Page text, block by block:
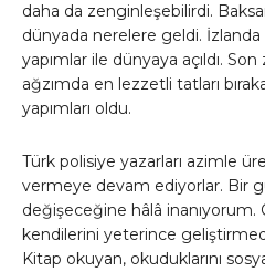
daha da zenginleşebilirdi.
dünyada nerelere geldi.
yapımlar ile dünyaya açıldı.
ağzımda en lezzetli tatları
yapımları oldu.
Türk polisiye yazarları azimle
vermeye devam ediyorlar. Bir
değişeceğine hâlâ inanıyorum.
kendilerini yeterince
Kitap okuyan, okuduklarını